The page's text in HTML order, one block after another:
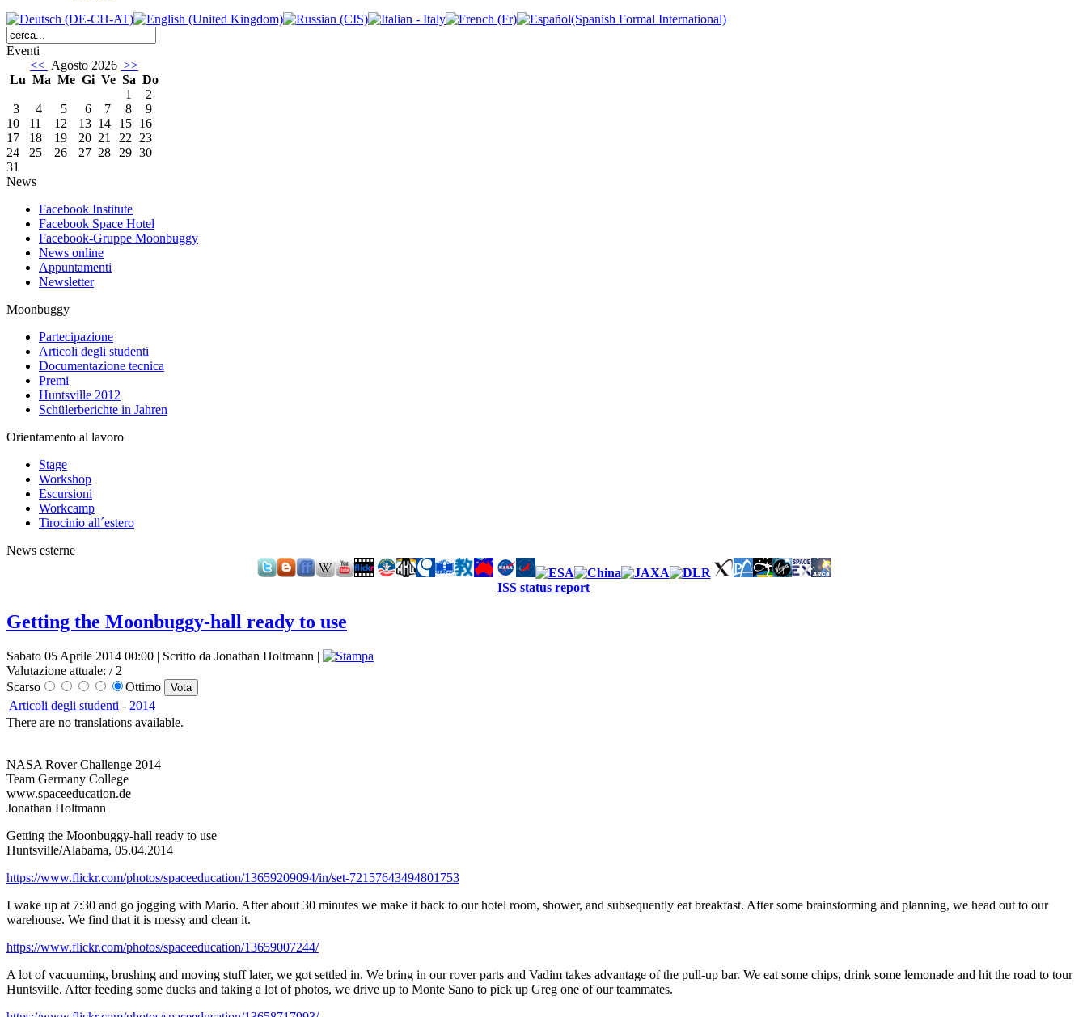
Eventi
<< Agosto 2026 >>
Lu Ma Me Gi Ve Sa Do
1
2
3
4 5 6 7 8
9
10
11 12 13 14 15 16
17
18 19 20 21 22 23
24
25 26 27 28 29 30
31
News
Facebook Institute
Facebook Space Hotel
Facebook-Gruppe Moonbuggy
News online
Appuntamenti
Newsletter
Moonbuggy
Partecipazione
Articoli degli studenti
Documentazione tecnica
Premi
Huntsville 2012
Schülerberichte in Jahren
Orientamento al lavoro
Stage
Workshop
Escursioni
Workcamp
Tirocinio all´estero
News esterne
ISS status report
Getting the Moonbuggy-hall ready to use
Sabato 05 Aprile 2014 00:00 | Scritto da Jonathan Holtmann |
Valutazione attuale: / 2
Scarso
Ottimo
Articoli degli studenti - 2014
There are no translations available.
NASA Rover Challenge 2014
Team Germany College
www.spaceeducation.de
Jonathan Holtmann
Getting the Moonbuggy-hall ready to use
Huntsville/Alabama, 05.04.2014
https://www.flickr.com/photos/spaceeducation/13659209094/in/set-72157643494801753
I wake up at 7:30 and go jogging with Mario. After about 30 minutes we make it back to our hotel room, shower, and subsequently eat breakfast. After some brainstorming and planning, we head out to our
warehouse. We find that it is messy and clean it.
https://www.flickr.com/photos/spaceeducation/13659007244/
A lot of vacuuming, brushing and moving stuff later, we got settled in. We bring in our rover parts and Vadim takes advantage of the pull-up bar. We eat some chips, drink some lemonade and hit the road to tour
Huntsville. After feeding some ducks and taking a lot of photos, we drive up to Monte Sano to pick up Greg one of our teammates.